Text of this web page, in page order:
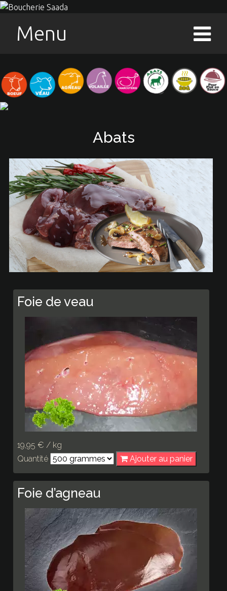
Menu
Abats
Foie de veau
19,95 € / kg
Quantité
Ajouter au panier
Foie d’agneau